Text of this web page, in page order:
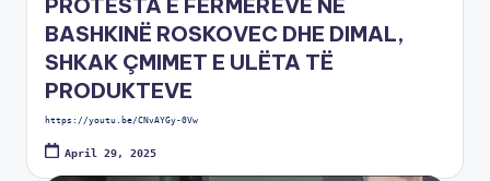
PROTESTA E FERMERËVE NË
BASHKINË ROSKOVEC DHE DIMAL,
SHKAK ÇMIMET E ULËTA TË
PRODUKTEVE
https://youtu.be/CNvAYGy-0Vw
April 29, 2025